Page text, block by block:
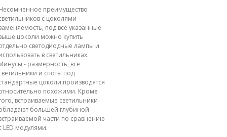
преимущество
с цоколями -
под все указанные
цоколи можно купить
светодиодные лампы и
в светильниках.
- размерность, все
и споты под
цоколи производятся
похожими. Кроме
встраиваемые светильники
большей глубиной
части по сравнению
LED модулями.